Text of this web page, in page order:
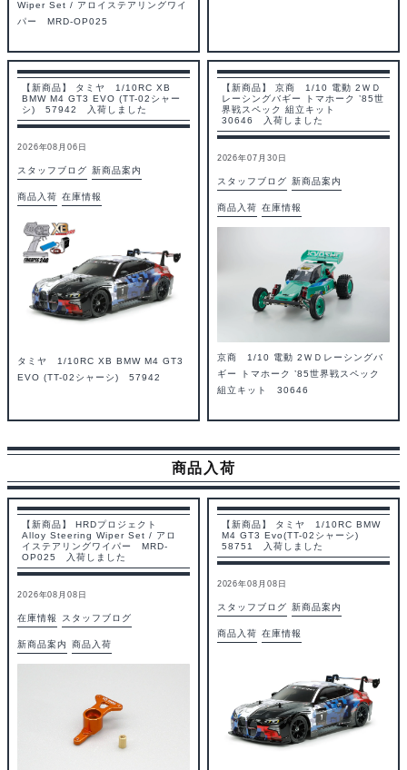
Wiper Set / アロイステアリングワイ
パー MRD-OP025
【新商品】 タミヤ 1/10RC XB
BMW M4 GT3 EVO (TT-02シャー
シ) 57942 入荷しました
2026年08月06日
スタッフブログ 新商品案内
商品入荷 在庫情報
タミヤ 1/10RC XB BMW M4 GT3
EVO (TT-02シャーシ) 57942
【新商品】 京商 1/10 電動 2ＷＤ
レーシングバギー トマホーク ’85世
界戦スペック 組立キット
30646 入荷しました
2026年07月30日
スタッフブログ 新商品案内
商品入荷 在庫情報
京商 1/10 電動 2ＷＤレーシングバ
ギー トマホーク ’85世界戦スペック
組立キット 30646
商品入荷
【新商品】 HRDプロジェクト
Alloy Steering Wiper Set / アロ
イステアリングワイパー MRD-
OP025 入荷しました
2026年08月08日
在庫情報 スタッフブログ
新商品案内 商品入荷
【新商品】 タミヤ 1/10RC BMW
M4 GT3 Evo(TT-02シャーシ)
58751 入荷しました
2026年08月08日
スタッフブログ 新商品案内
商品入荷 在庫情報